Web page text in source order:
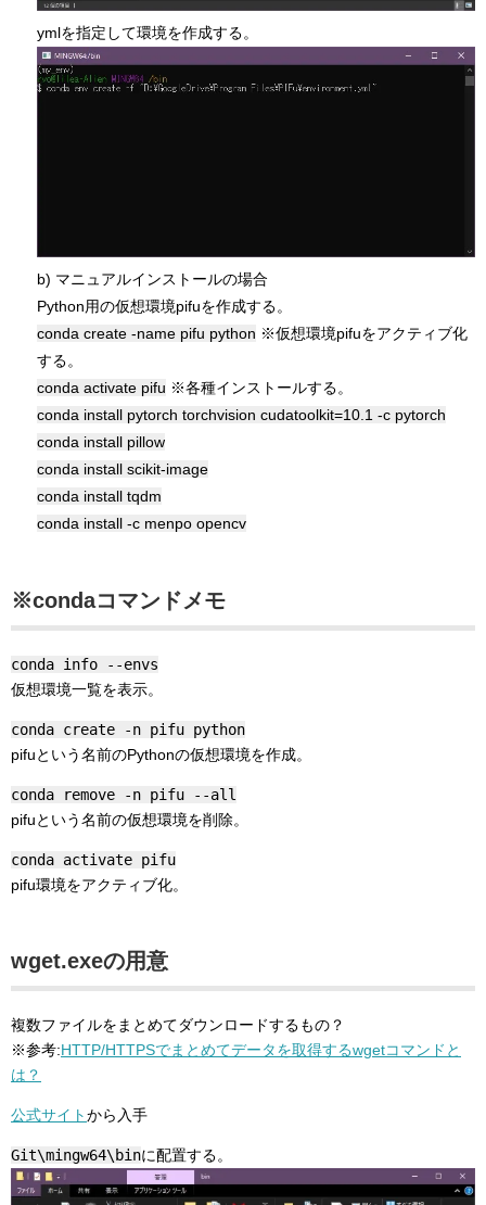
ymlを指定して環境を作成する。
b) マニュアルインストールの場合
Python用の仮想環境pifuを作成する。
conda create -name pifu python ※仮想環境pifuをアクティブ化
する。
conda activate pifu ※各種インストールする。
conda install pytorch torchvision cudatoolkit=10.1 -c pytorch
conda install pillow
conda install scikit-image
conda install tqdm
conda install -c menpo opencv
※condaコマンドメモ
conda info --envs
仮想環境一覧を表示。
conda create -n pifu python
pifuという名前のPythonの仮想環境を作成。
conda remove -n pifu --all
pifuという名前の仮想環境を削除。
conda activate pifu
pifu環境をアクティブ化。
wget.exeの用意
複数ファイルをまとめてダウンロードするもの？
※参考:HTTP/HTTPSでまとめてデータを取得するwgetコマンドと
は？
公式サイトから入手
Git\mingw64\binに配置する。